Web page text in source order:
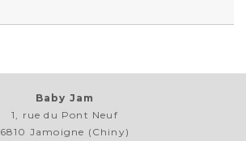
Baby Jam
1, rue du Pont Neuf
6810 Jamoigne (Chiny)